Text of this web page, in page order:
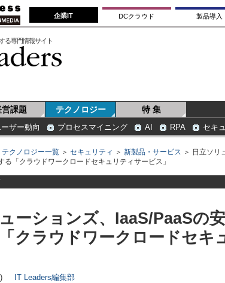
企業IT DCクラウド 製品導入
る専門情報サイト
営課題 テクノロジー 特 集
ザー動向 プロセスマイニング AI RPA セキ
テクノロジー一覧 ＞ セキュリティ ＞ 新製品・サービス ＞ 日立ソリ
る「クラウドワークロードセキュリティサービス」
ーションズ、IaaS/PaaSの
クラウドワークロードセキ
IT Leaders編集部